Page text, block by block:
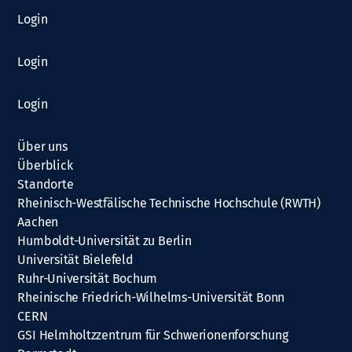
Login
Login
Login
Über uns
Überblick
Standorte
Rheinisch-Westfälische Technische Hochschule (RWTH)
Aachen
Humboldt-Universität zu Berlin
Universität Bielefeld
Ruhr-Universität Bochum
Rheinische Friedrich-Wilhelms-Universität Bonn
CERN
GSI Helmholtzzentrum für Schwerionenforschung